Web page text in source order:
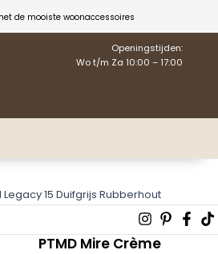
de mooiste woonaccessoires
Openingstijden:
Wo t/m Za 10:00 – 17:00
15 Duifgrijs Rubberhout
Instagram
p f
PTMD Mire Crème